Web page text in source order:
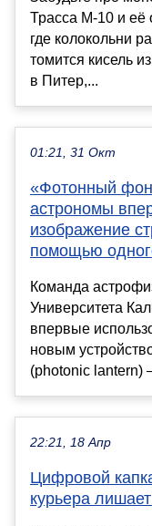
Трасса М-10 и её
где колокольни
томится кисель
в Питер,...
01:21, 31 Окт
«Фотонный
астрономы
изображение
помощью
Команда
Университета
впервые
новым
(photonic lantern)
22:21, 18 Апр
Цифровой
курьера